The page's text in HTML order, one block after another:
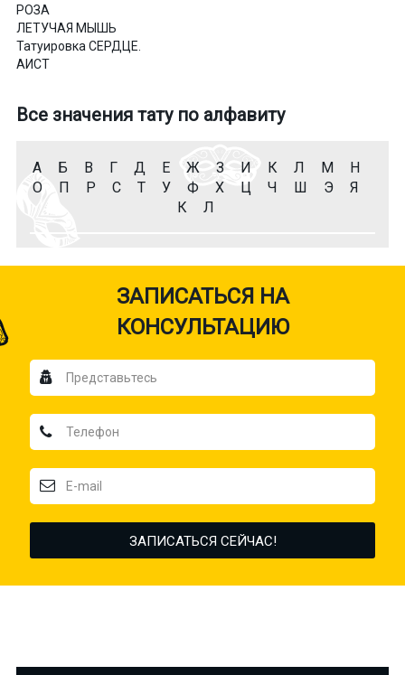
РОЗА
ЛЕТУЧАЯ МЫШЬ
Татуировка СЕРДЦЕ.
АИСТ
Все значения тату по алфавиту
А Б В Г Д Е Ж З И К Л М
Н
О
П Р С Т У Ф Х Ц Ч Ш Э
Я
К
Л
ЗАПИСАТЬСЯ НА
КОНСУЛЬТАЦИЮ